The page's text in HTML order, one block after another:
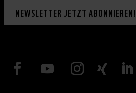
NEWSLETTER JETZT ABONNIEREN!